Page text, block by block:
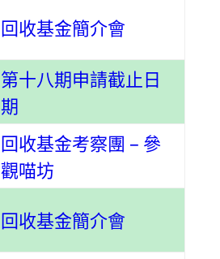
回收基金簡介會
第十八期申請截止日
期
回收基金考察團 – 參
觀喵坊
回收基金簡介會